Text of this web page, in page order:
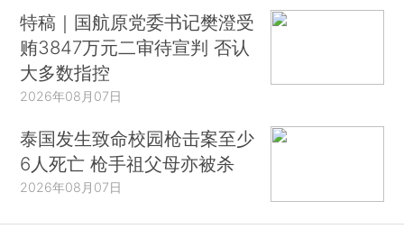
特稿｜国航原党委书记樊澄受
贿3847万元二审待宣判 否认
大多数指控
2026年08月07日
泰国发生致命校园枪击案至少
6人死亡 枪手祖父母亦被杀
2026年08月07日